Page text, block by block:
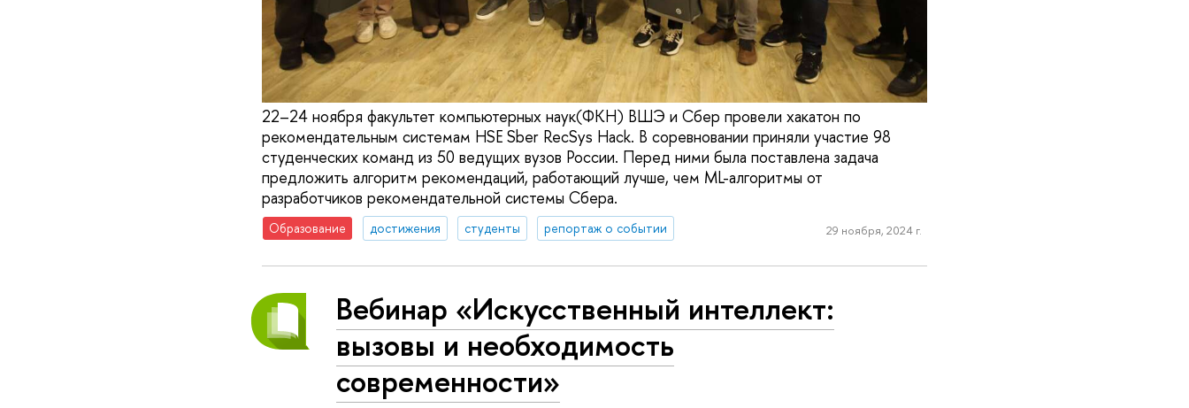
22–24 ноября факультет компьютерных наук(ФКН) ВШЭ и Сбер провели хакатон по
рекомендательным системам HSE Sber RecSys Hack. В соревновании приняли участие 98
студенческих команд из 50 ведущих вузов России. Перед ними была поставлена задача
предложить алгоритм рекомендаций, работающий лучше, чем ML-алгоритмы от
разработчиков рекомендательной системы Сбера.
Образование достижения студенты репортаж о событии 29 ноября, 2024 г.
Вебинар «Искусственный интеллект:
вызовы и необходимость
современности»